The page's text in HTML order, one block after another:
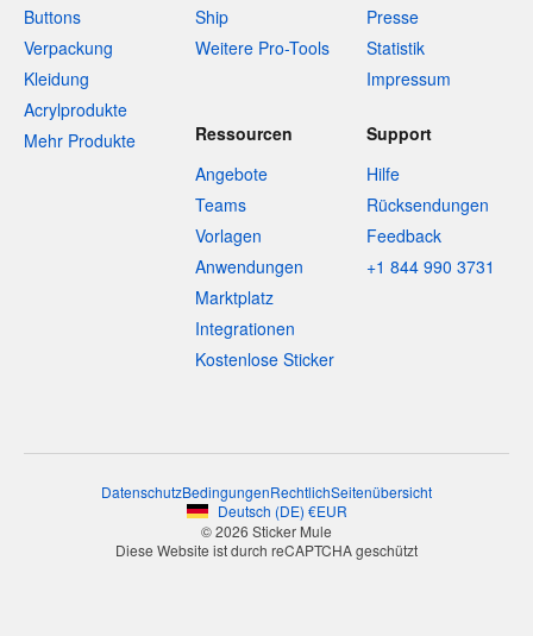
Buttons
Verpackung
Kleidung
Acrylprodukte
Mehr Produkte
Ship
Weitere Pro-Tools
Presse
Statistik
Impressum
Ressourcen
Angebote
Teams
Vorlagen
Anwendungen
Marktplatz
Integrationen
Kostenlose Sticker
Support
Hilfe
Rücksendungen
Feedback
+1 844 990 3731
DatenschutzBedingungenRechtlichSeitenübersicht
Deutsch (DE) €EUR
© 2026 Sticker Mule
Diese Website ist durch reCAPTCHA geschützt